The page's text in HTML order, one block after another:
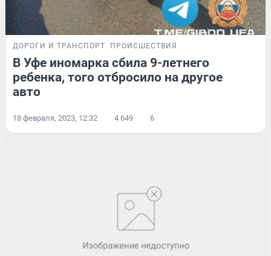
ДОРОГИ И ТРАНСПОРТ ПРОИСШЕСТВИЯ
В Уфе иномарка сбила 9-летнего
ребенка, того отбросило на другое
авто
18 февраля, 2023, 12:32 4 649 6